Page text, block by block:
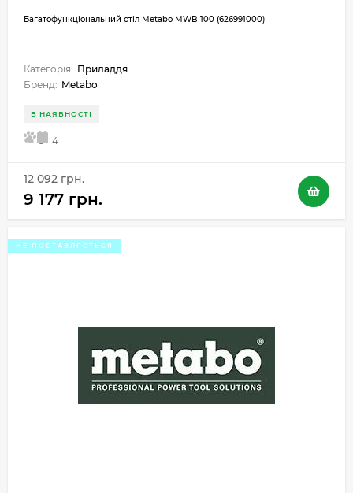
Багатофункціональний стіл Metabo MWB 100 (626991000)
Категорія: Приладдя
Бренд: Metabo
В НАЯВНОСТІ
5 4
12 092 грн.
9 177 грн.
НЕ ПОСТАВЛЯЄТЬСЯ